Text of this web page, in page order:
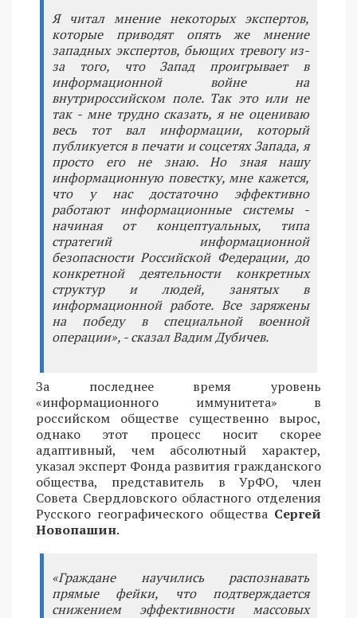
Я читал мнение некоторых экспертов,
которые приводят опять же мнение
западных экспертов, бьющих тревогу из-
за того, что Запад проигрывает в
информационной войне на
внутрироссийском поле. Так это или не
так - мне трудно сказать, я не оцениваю
весь тот вал информации, который
публикуется в печати и соцсетях Запада, я
просто его не знаю. Но зная нашу
информационную повестку, мне кажется,
что у нас достаточно эффективно
работают информационные системы -
начиная от концептуальных, типа
стратегий информационной
безопасности Российской Федерации, до
конкретной деятельности конкретных
структур и людей, занятых в
информационной работе. Все заряжены
на победу в специальной военной
операции», - сказал Вадим Дубичев.
За последнее время уровень
«информационного иммунитета» в
российском обществе существенно вырос,
однако этот процесс носит скорее
адаптивный, чем абсолютный характер,
указал эксперт Фонда развития гражданского
общества, представитель в УрФО, член
Совета Свердловского областного отделения
Русского географического общества Сергей
Новопашин.
«Граждане научились распознавать
прямые фейки, что подтверждается
снижением эффективности массовых